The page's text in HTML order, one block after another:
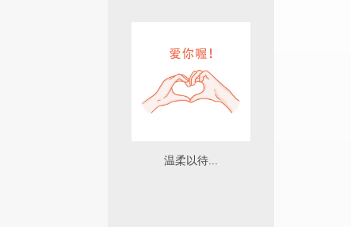
温柔以待...